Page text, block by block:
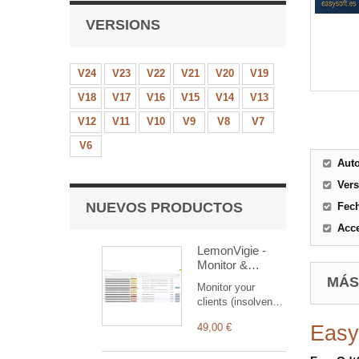
VERSIONS
V24 V23 V22 V21 V20
V19
V18
V17 V16 V15 V14
V13
V12
V11 V10 V9 V8
V7
V6
NUEVOS PRODUCTOS
LemonVigie -
Monitor &
clients, Open
Data
Monitor your
clients (insolvency,
health, RGE certs)
49,00 €